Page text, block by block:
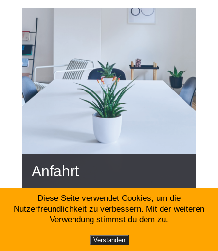
Anfahrt
IMPRESSUM
Diese Seite verwendet Cookies, um die
Nutzerfreundlichkeit zu verbessern. Mit der weiteren
Verwendung stimmst du dem zu.
Verstanden